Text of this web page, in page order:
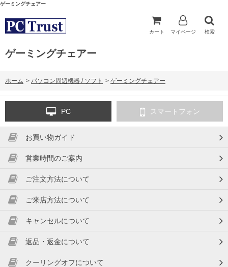
ゲーミングチェアー
カート マイページ 検索
ゲーミングチェアー
ホーム > パソコン周辺機器 / ソフト > ゲーミングチェアー
PC スマートフォン
お買い物ガイド
営業時間のご案内
ご注文方法について
ご来店方法について
キャンセルについて
返品・返金について
クーリングオフについて